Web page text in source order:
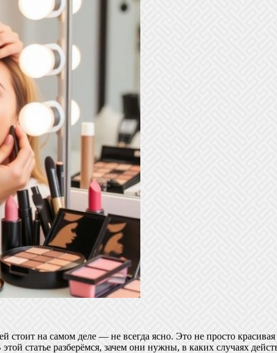
на самом деле — не всегда ясно. Это не просто
статье разберёмся, зачем они нужны, в каких случаях